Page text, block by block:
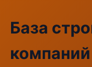
База
компаний